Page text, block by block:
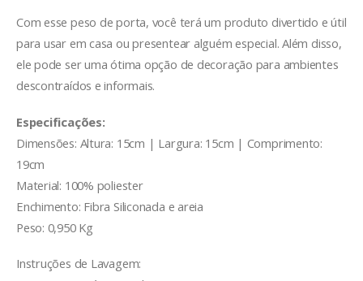
Com esse peso de porta, você terá um produto divertido e útil
para usar em casa ou presentear alguém especial. Além disso,
ele pode ser uma ótima opção de decoração para ambientes
descontraídos e informais.
Especificações:
Dimensões: Altura: 15cm | Largura: 15cm | Comprimento:
19cm
Material: 100% poliester
Enchimento: Fibra Siliconada e areia
Peso: 0,950 Kg
Instruções de Lavagem: